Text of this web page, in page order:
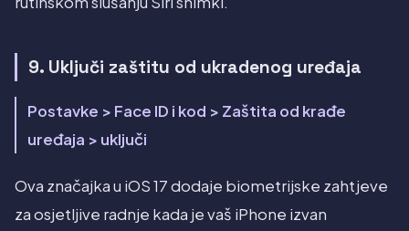
9. Uključi zaštitu od ukradenog uređaja
Postavke > Face ID i kod > Zaštita od krađe
uređaja > uključi
Ova značajka u iOS 17 dodaje biometrijske zahtjeve
za osjetljive radnje kada je vaš iPhone izvan